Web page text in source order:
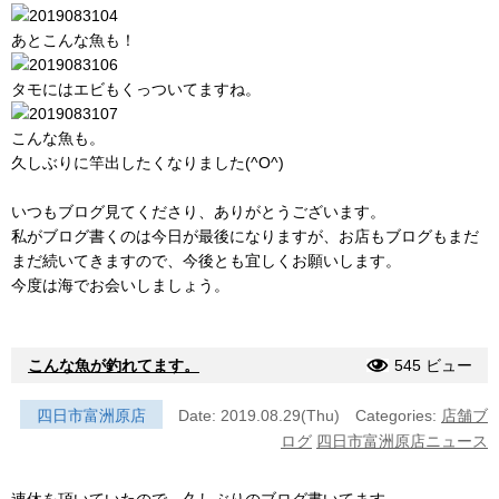
あとこんな魚も！
タモにはエビもくっついてますね。
こんな魚も。
久しぶりに竿出したくなりました(^O^)
いつもブログ見てくださり、ありがとうございます。
私がブログ書くのは今日が最後になりますが、お店もブログもまだ
まだ続いてきますので、今後とも宜しくお願いします。
今度は海でお会いしましょう。
こんな魚が釣れてます。 545 ビュー
四日市富洲原店 Date: 2019.08.29(Thu) Categories: 店舗ブ
ログ 四日市富洲原店ニュース